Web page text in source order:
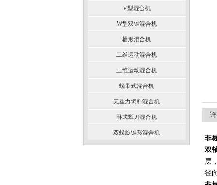
V型混合机
W型双锥混合机
槽形混合机
二维运动混合机
三维运动混合机
螺带式混合机
无重力饲料混合机
卧式犁刀混合机
双螺旋锥形混合机
非
双
层
径